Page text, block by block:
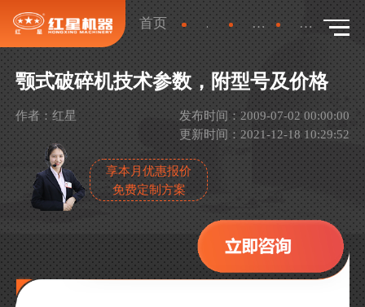
首页 新闻 产品新闻 详情
颚式破碎机技术参数，附型号及价格
作者：红星
发布时间：2009-07-02 00:00:00
更新时间：2021-12-18 10:29:52
享本月优惠报价
免费定制方案